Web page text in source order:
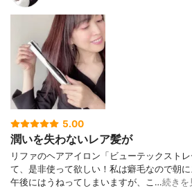
5.00
潤いを失わないレア髪が
リファのヘアアイロン「ビューテックスト
て、是非使って欲しい！私は癖毛なので朝に
午後にはうねってしまいますが、こ…続きを